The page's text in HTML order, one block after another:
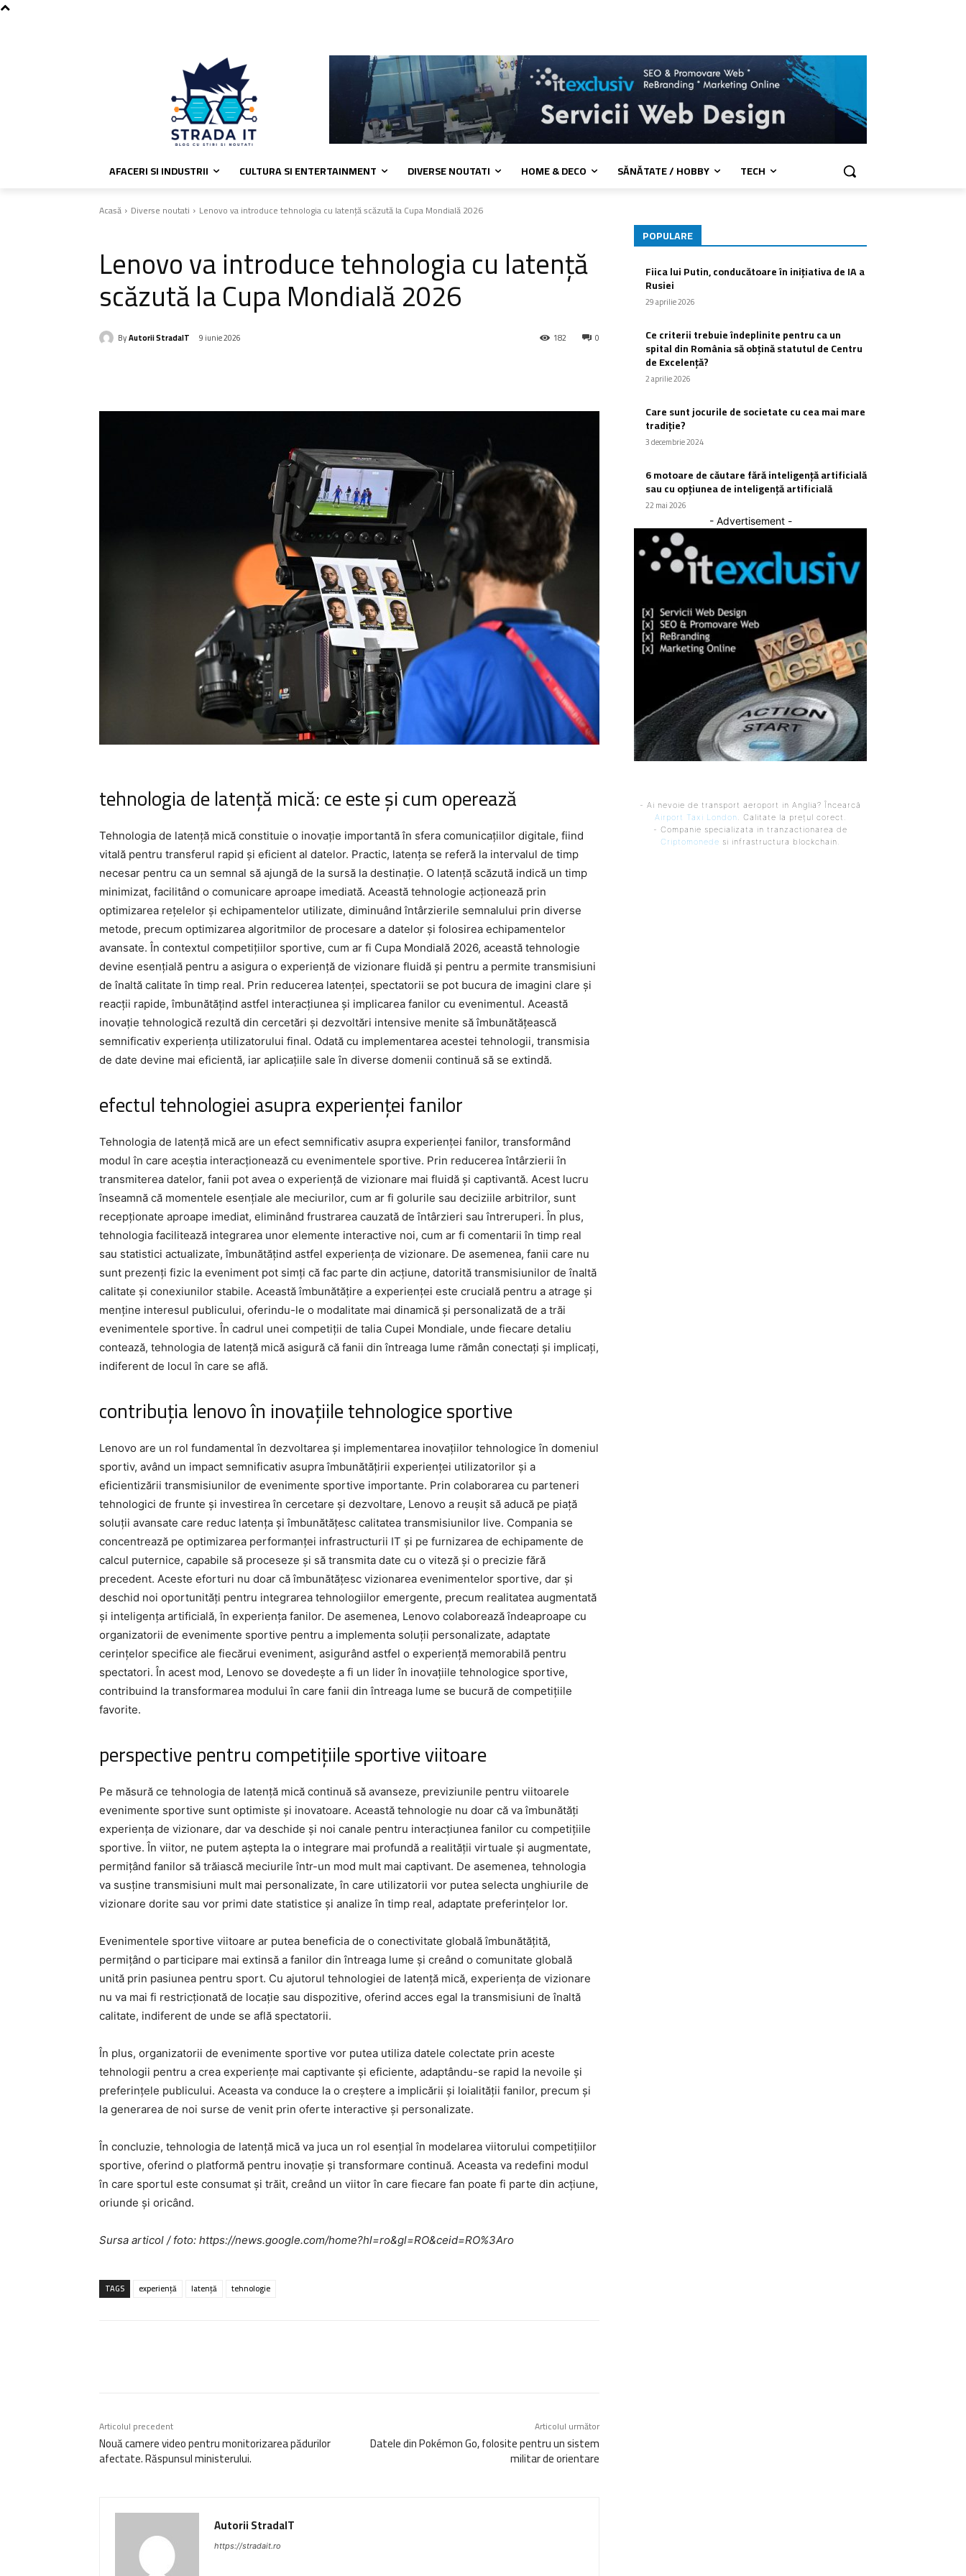
AFACERI SI INDUSTRII CULTURA SI ENTERTAINMENT DIVERSE NOUTATI HOME & DECO SĂNĂTATE / HOBBY TECH
Acasă Diverse noutati Lenovo va introduce tehnologia cu latență scăzută la Cupa Mondială 2026
Lenovo va introduce tehnologia cu latență
scăzută la Cupa Mondială 2026
ByAutorii StradaIT 9 iunie 2026 0
182
tehnologia de latență mică: ce este și cum operează
Tehnologia de latență mică constituie o inovație importantă în sfera comunicațiilor digitale, fiind
vitală pentru transferul rapid și eficient al datelor. Practic, latența se referă la intervalul de timp
necesar pentru ca un semnal să ajungă de la sursă la destinație. O latență scăzută indică un timp
minimizat, facilitând o comunicare aproape imediată. Această tehnologie acționează prin
optimizarea rețelelor și echipamentelor utilizate, diminuând întârzierile semnalului prin diverse
metode, precum optimizarea algoritmilor de procesare a datelor și folosirea echipamentelor
avansate. În contextul competițiilor sportive, cum ar fi Cupa Mondială 2026, această tehnologie
devine esențială pentru a asigura o experiență de vizionare fluidă și pentru a permite transmisiuni
de înaltă calitate în timp real. Prin reducerea latenței, spectatorii se pot bucura de imagini clare și
reacții rapide, îmbunătățind astfel interacțiunea și implicarea fanilor cu evenimentul. Această
inovație tehnologică rezultă din cercetări și dezvoltări intensive menite să îmbunătățească
semnificativ experiența utilizatorului final. Odată cu implementarea acestei tehnologii, transmisia
de date devine mai eficientă, iar aplicațiile sale în diverse domenii continuă să se extindă.
efectul tehnologiei asupra experienței fanilor
Tehnologia de latență mică are un efect semnificativ asupra experienței fanilor, transformând
modul în care aceștia interacționează cu evenimentele sportive. Prin reducerea întârzierii în
transmiterea datelor, fanii pot avea o experiență de vizionare mai fluidă și captivantă. Acest lucru
înseamnă că momentele esențiale ale meciurilor, cum ar fi golurile sau deciziile arbitrilor, sunt
recepționate aproape imediat, eliminând frustrarea cauzată de întârzieri sau întreruperi. În plus,
tehnologia facilitează integrarea unor elemente interactive noi, cum ar fi comentarii în timp real
sau statistici actualizate, îmbunătățind astfel experiența de vizionare. De asemenea, fanii care nu
sunt prezenți fizic la eveniment pot simți că fac parte din acțiune, datorită transmisiunilor de înaltă
calitate și conexiunilor stabile. Această îmbunătățire a experienței este crucială pentru a atrage și
menține interesul publicului, oferindu-le o modalitate mai dinamică și personalizată de a trăi
evenimentele sportive. În cadrul unei competiții de talia Cupei Mondiale, unde fiecare detaliu
contează, tehnologia de latență mică asigură că fanii din întreaga lume rămân conectați și implicați,
indiferent de locul în care se află.
contribuția lenovo în inovațiile tehnologice sportive
Lenovo are un rol fundamental în dezvoltarea și implementarea inovațiilor tehnologice în domeniul
sportiv, având un impact semnificativ asupra îmbunătățirii experienței utilizatorilor și a
eficientizării transmisiunilor de evenimente sportive importante. Prin colaborarea cu parteneri
tehnologici de frunte și investirea în cercetare și dezvoltare, Lenovo a reușit să aducă pe piață
soluții avansate care reduc latența și îmbunătățesc calitatea transmisiunilor live. Compania se
concentrează pe optimizarea performanței infrastructurii IT și pe furnizarea de echipamente de
calcul puternice, capabile să proceseze și să transmita date cu o viteză și o precizie fără
precedent. Aceste eforturi nu doar că îmbunătățesc vizionarea evenimentelor sportive, dar și
deschid noi oportunități pentru integrarea tehnologiilor emergente, precum realitatea augmentată
și inteligența artificială, în experiența fanilor. De asemenea, Lenovo colaborează îndeaproape cu
organizatorii de evenimente sportive pentru a implementa soluții personalizate, adaptate
cerințelor specifice ale fiecărui eveniment, asigurând astfel o experiență memorabilă pentru
spectatori. În acest mod, Lenovo se dovedește a fi un lider în inovațiile tehnologice sportive,
contribuind la transformarea modului în care fanii din întreaga lume se bucură de competițiile
favorite.
perspective pentru competițiile sportive viitoare
Pe măsură ce tehnologia de latență mică continuă să avanseze, previziunile pentru viitoarele
evenimente sportive sunt optimiste și inovatoare. Această tehnologie nu doar că va îmbunătăți
experiența de vizionare, dar va deschide și noi canale pentru interacțiunea fanilor cu competițiile
sportive. În viitor, ne putem aștepta la o integrare mai profundă a realității virtuale și augmentate,
permițând fanilor să trăiască meciurile într-un mod mult mai captivant. De asemenea, tehnologia
va susține transmisiuni mult mai personalizate, în care utilizatorii vor putea selecta unghiurile de
vizionare dorite sau vor primi date statistice și analize în timp real, adaptate preferințelor lor.
Evenimentele sportive viitoare ar putea beneficia de o conectivitate globală îmbunătățită,
permițând o participare mai extinsă a fanilor din întreaga lume și creând o comunitate globală
unită prin pasiunea pentru sport. Cu ajutorul tehnologiei de latență mică, experiența de vizionare
nu va mai fi restricționată de locație sau dispozitive, oferind acces egal la transmisiuni de înaltă
calitate, indiferent de unde se află spectatorii.
În plus, organizatorii de evenimente sportive vor putea utiliza datele colectate prin aceste
tehnologii pentru a crea experiențe mai captivante și eficiente, adaptându-se rapid la nevoile și
preferințele publicului. Aceasta va conduce la o creștere a implicării și loialității fanilor, precum și
la generarea de noi surse de venit prin oferte interactive și personalizate.
În concluzie, tehnologia de latență mică va juca un rol esențial în modelarea viitorului competițiilor
sportive, oferind o platformă pentru inovație și transformare continuă. Aceasta va redefini modul
în care sportul este consumat și trăit, creând un viitor în care fiecare fan poate fi parte din acțiune,
oriunde și oricând.
Sursa articol / foto: https://news.google.com/home?hl=ro&gl=RO&ceid=RO%3Aro
TAGS experiență latență tehnologie
Articolul precedent
Nouă camere video pentru monitorizarea pădurilor
afectate. Răspunsul ministerului.
Articolul următor
Datele din Pokémon Go, folosite pentru un sistem
militar de orientare
Autorii StradaIT
https://stradait.ro
POPULARE
Fiica lui Putin, conducătoare în inițiativa de IA a
Rusiei
29 aprilie 2026
Ce criterii trebuie îndeplinite pentru ca un
spital din România să obțină statutul de Centru
de Excelență?
2 aprilie 2026
Care sunt jocurile de societate cu cea mai mare
tradiție?
3 decembrie 2024
6 motoare de căutare fără inteligență artificială
sau cu opțiunea de inteligență artificială
22 mai 2026
- Advertisement -
- Ai nevoie de transport aeroport in Anglia? Încearcă
Airport Taxi London. Calitate la prețul corect.
- Companie specializata in tranzactionarea de
Criptomonede si infrastructura blockchain.